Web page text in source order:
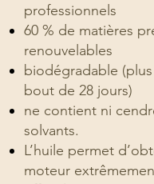
professionnels
60 % de matières
renouvelables
biodégradable
bout de 28 jours)
ne contient ni
solvants.
L’huile permet
moteur